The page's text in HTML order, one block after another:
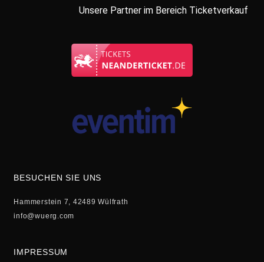
Unsere Partner im Bereich Ticketverkauf
BESUCHEN SIE UNS
Hammerstein 7, 42489 Wülfrath
info@wuerg.com
IMPRESSUM